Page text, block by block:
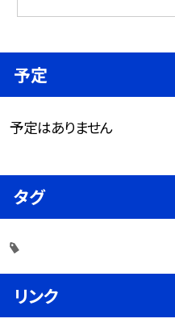
予定
予定はありません
タグ
リンク